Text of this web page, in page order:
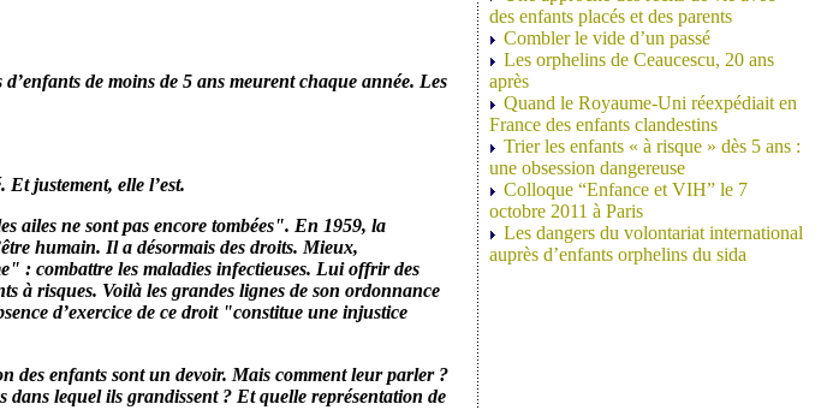
de moins de 5 ans meurent chaque année. Les
justement, elle l’est.
ailes ne sont pas encore tombées". En 1959, la
humain. Il a désormais des droits. Mieux,
: combattre les maladies infectieuses. Lui offrir des
à risques. Voilà les grandes lignes de son ordonnance
d’exercice de ce droit "constitue une injustice
des enfants sont un devoir. Mais comment leur parler ?
lequel ils grandissent ? Et quelle représentation de
des enfants placés et des parents
Combler le vide d’un passé
Les orphelins de Ceaucescu, 20 ans
après
Quand le Royaume-Uni réexpédiait en
France des enfants clandestins
Trier les enfants « à risque » dès 5 ans :
une obsession dangereuse
Colloque “Enfance et VIH” le 7
octobre 2011 à Paris
Les dangers du volontariat international
auprès d’enfants orphelins du sida